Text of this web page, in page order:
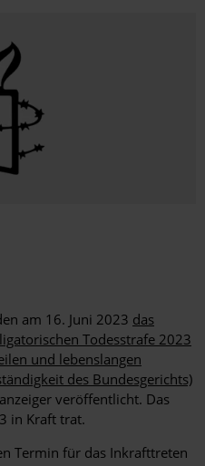
am 16. Juni 2023 das
Todesstrafe 2023
und lebenslangen
des Bundesgerichts)
veröffentlicht. Das
in Kraft trat.
Termin für das Inkrafttreten